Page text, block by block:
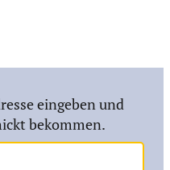
eingeben und
bekommen.